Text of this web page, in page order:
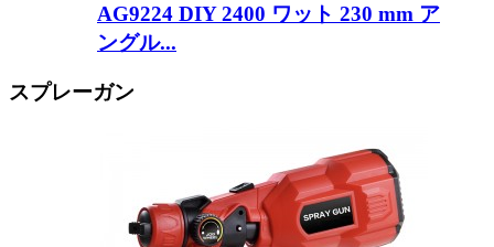
AG9224 DIY 2400 ワット 230 mm ア
ングル...
スプレーガン